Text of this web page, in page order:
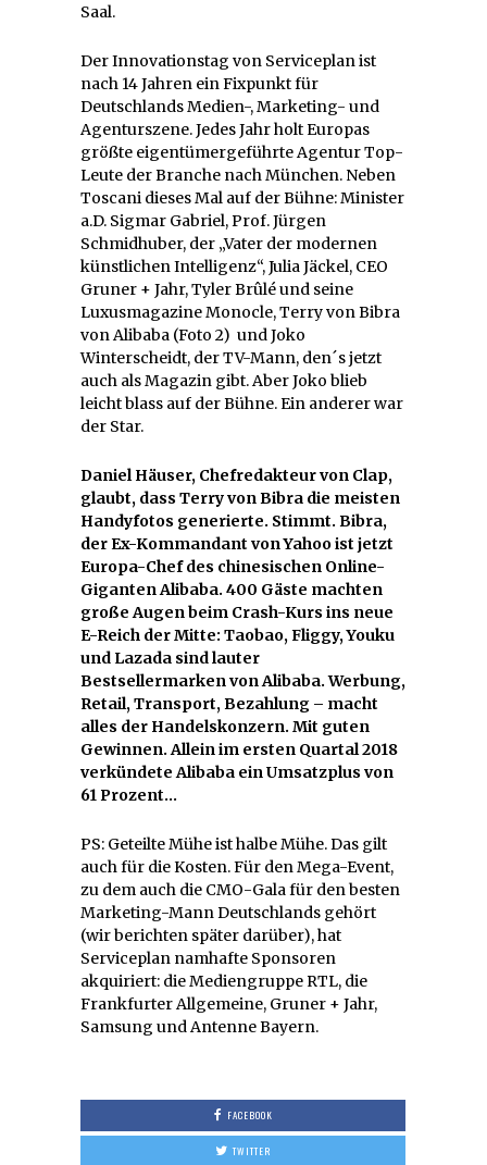
Saal.
Der Innovationstag von Serviceplan ist
nach 14 Jahren ein Fixpunkt für
Deutschlands Medien-, Marketing- und
Agenturszene. Jedes Jahr holt Europas
größte eigentümergeführte Agentur Top-
Leute der Branche nach München. Neben
Toscani dieses Mal auf der Bühne: Minister
a.D. Sigmar Gabriel, Prof. Jürgen
Schmidhuber, der „Vater der modernen
künstlichen Intelligenz“, Julia Jäckel, CEO
Gruner + Jahr, Tyler Brûlé und seine
Luxusmagazine Monocle, Terry von Bibra
von Alibaba (Foto 2) und Joko
Winterscheidt, der TV-Mann, den´s jetzt
auch als Magazin gibt. Aber Joko blieb
leicht blass auf der Bühne. Ein anderer war
der Star.
Daniel Häuser, Chefredakteur von Clap,
glaubt, dass Terry von Bibra die meisten
Handyfotos generierte. Stimmt. Bibra,
der Ex-Kommandant von Yahoo ist jetzt
Europa-Chef des chinesischen Online-
Giganten Alibaba. 400 Gäste machten
große Augen beim Crash-Kurs ins neue
E-Reich der Mitte: Taobao, Fliggy, Youku
und Lazada sind lauter
Bestsellermarken von Alibaba. Werbung,
Retail, Transport, Bezahlung – macht
alles der Handelskonzern. Mit guten
Gewinnen. Allein im ersten Quartal 2018
verkündete Alibaba ein Umsatzplus von
61 Prozent…
PS: Geteilte Mühe ist halbe Mühe. Das gilt
auch für die Kosten. Für den Mega-Event,
zu dem auch die CMO-Gala für den besten
Marketing-Mann Deutschlands gehört
(wir berichten später darüber), hat
Serviceplan namhafte Sponsoren
akquiriert: die Mediengruppe RTL, die
Frankfurter Allgemeine, Gruner + Jahr,
Samsung und Antenne Bayern.
FACEBOOK
TWITTER